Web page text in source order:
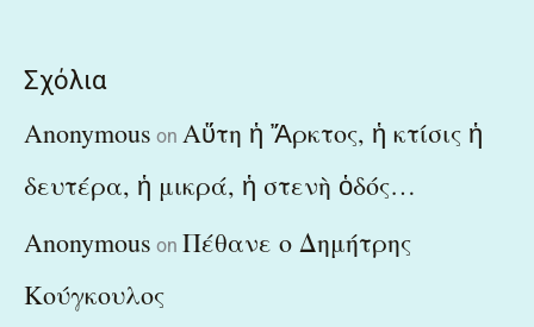
Σχόλια
Anonymous on Αὕτη ἡ Ἄρκτος, ἡ κτίσις ἡ
δευτέρα, ἡ μικρά, ἡ στενὴ ὁδός…
Anonymous on Πέθανε ο Δημήτρης
Κούγκουλος